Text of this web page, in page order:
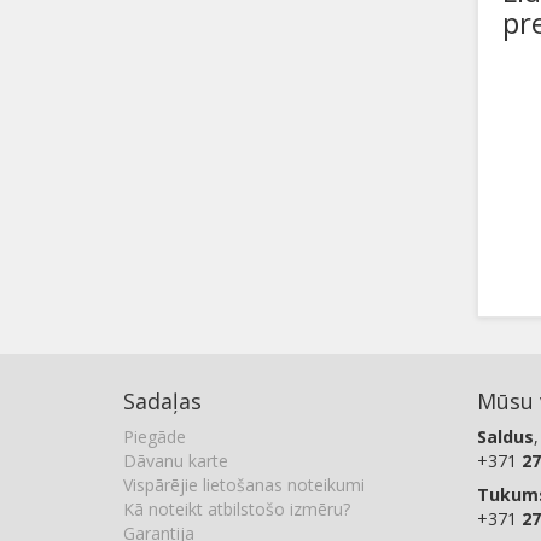
Sadaļas
Piegāde
Dāvanu karte
Vispārējie lietošanas noteikumi
Kā noteikt atbilstošo izmēru?
Garantija
Mūsu
Saldus
+371
+371